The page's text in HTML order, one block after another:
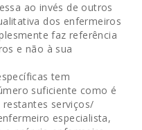
ao invés de outros
dos enfermeiros
faz referência
e não à sua
tem
suficiente como é
serviços/
especialista,